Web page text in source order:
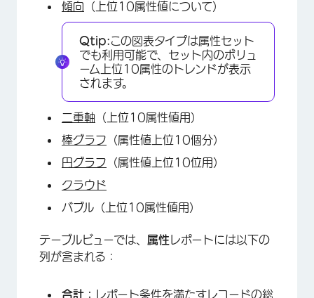
傾向 （上位10属性値について）
Qtip:この図表タイプは属性セット
でも利用可能で、セット内のボリュ
ーム上位10属性のトレンドが表示
されます。
二重軸 （上位10属性値用）
棒グラフ （属性値上位10個分）
円グラフ （属性値上位10位用）
クラウド
バブル（上位10属性値用）
テーブルビューでは、 属性 レポートには以下の
列が含まれる：
合計：
レポート条件を満たすレコードの総